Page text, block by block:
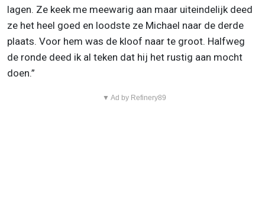
lagen. Ze keek me meewarig aan maar uiteindelijk deed
ze het heel goed en loodste ze Michael naar de derde
plaats. Voor hem was de kloof naar te groot. Halfweg
de ronde deed ik al teken dat hij het rustig aan mocht
doen.”
▼ Ad by Refinery89